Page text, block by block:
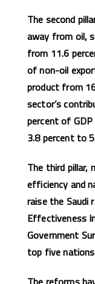
The second
away from oil,
from 11.6
of non-oil
product from
sector’s
percent of
3.8 percent to
The third pillar,
efficiency and
raise the Saudi
Effectiveness
Government
top five nations